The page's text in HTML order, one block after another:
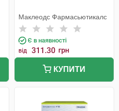
Маклеодс Фармасьютикалс
Є в наявності
від 311.30 грн
КУПИТИ